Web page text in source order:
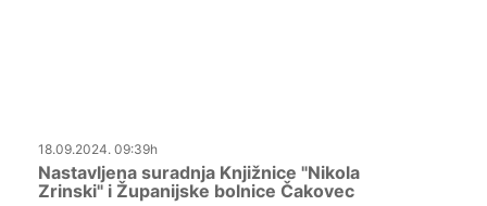
18.09.2024. 09:39h
Nastavljena suradnja Knjižnice "Nikola
Zrinski" i Županijske bolnice Čakovec